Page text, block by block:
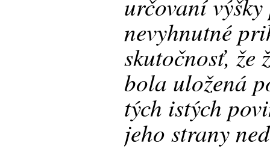
nevyhnutné
skutočnosť,
bola uložená
tých istých
jeho strany